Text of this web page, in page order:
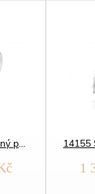
14116 Stříbrný prsten ZÁŘIVÉ PROPOJENÍ
1